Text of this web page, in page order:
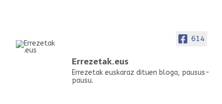
614
Errezetak.eus
Errezetak euskaraz dituen bloga, pausus-
pausu.